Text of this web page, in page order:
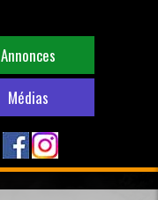
Annonces
Médias